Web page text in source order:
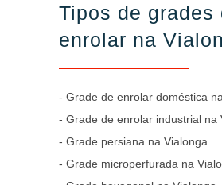
Tipos de grades
enrolar na
- Grade de enrolar doméstica
- Grade de enrolar industrial na
- Grade persiana na Vialonga
- Grade microperfurada na